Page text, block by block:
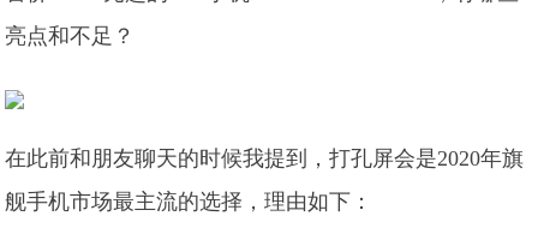
亮点和不足？​
在此前和朋友聊天的时候我提到，打孔屏会是2020年旗
舰手机市场最主流的选择，理由如下：